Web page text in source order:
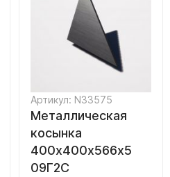
Артикул: N33575
Металлическая
косынка
400х400х566х5
09Г2С